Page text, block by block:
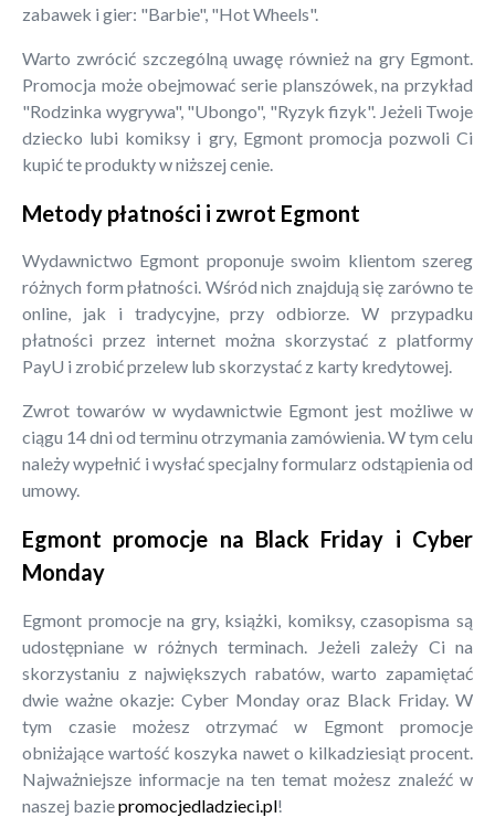
zabawek i gier: "Barbie", "Hot Wheels".
Warto zwrócić szczególną uwagę również na gry Egmont.
Promocja może obejmować serie planszówek, na przykład
"Rodzinka wygrywa", "Ubongo", "Ryzyk fizyk". Jeżeli Twoje
dziecko lubi komiksy i gry, Egmont promocja pozwoli Ci
kupić te produkty w niższej cenie.
Metody płatności i zwrot Egmont
Wydawnictwo Egmont proponuje swoim klientom szereg
różnych form płatności. Wśród nich znajdują się zarówno te
online, jak i tradycyjne, przy odbiorze. W przypadku
płatności przez internet można skorzystać z platformy
PayU i zrobić przelew lub skorzystać z karty kredytowej.
Zwrot towarów w wydawnictwie Egmont jest możliwe w
ciągu 14 dni od terminu otrzymania zamówienia. W tym celu
należy wypełnić i wysłać specjalny formularz odstąpienia od
umowy.
Egmont promocje na Black Friday i Cyber
Monday
Egmont promocje na gry, książki, komiksy, czasopisma są
udostępniane w różnych terminach. Jeżeli zależy Ci na
skorzystaniu z największych rabatów, warto zapamiętać
dwie ważne okazje: Cyber Monday oraz Black Friday. W
tym czasie możesz otrzymać w Egmont promocje
obniżające wartość koszyka nawet o kilkadziesiąt procent.
Najważniejsze informacje na ten temat możesz znaleźć w
naszej baziepromocjedladzieci.pl!